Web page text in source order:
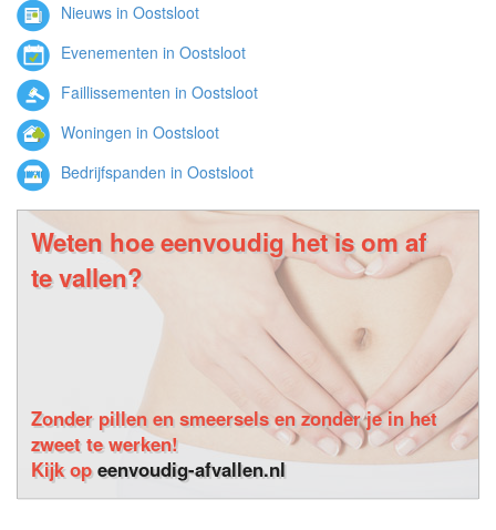
Nieuws in Oostsloot
Evenementen in Oostsloot
Faillissementen in Oostsloot
Woningen in Oostsloot
Bedrijfspanden in Oostsloot
Weten hoe eenvoudig het is om af
te vallen?
Zonder pillen en smeersels en zonder je in het
zweet te werken!
Kijk opeenvoudig-afvallen.nl